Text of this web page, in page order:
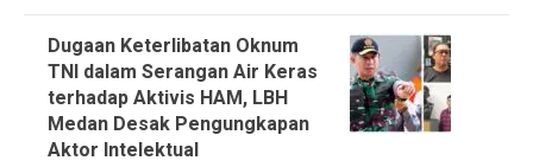
Dugaan Keterlibatan Oknum
TNI dalam Serangan Air Keras
terhadap Aktivis HAM, LBH
Medan Desak Pengungkapan
Aktor Intelektual